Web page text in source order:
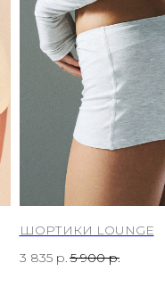
ШОРТИКИ LOUNGE
3 835 р.5 900 р.